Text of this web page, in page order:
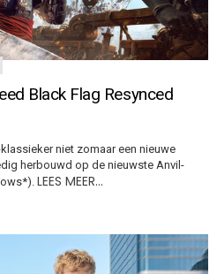
Black Flag Resynced
niet zomaar een nieuwe
herbouwd op de nieuwste Anvil-
LEES MEER…